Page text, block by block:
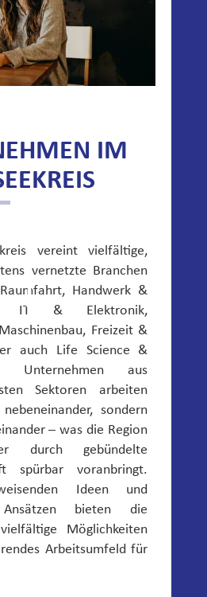
IM
vereint vielfältige,
vernetzte Branchen
Handwerk &
IT & Elektronik,
Freizeit &
auch Life Science &
Unternehmen aus
Sektoren arbeiten
sondern
– was die Region
durch gebündelte
spürbar voranbringt.
Ideen und
Ansätzen bieten die
Möglichkeiten
Arbeitsumfeld für